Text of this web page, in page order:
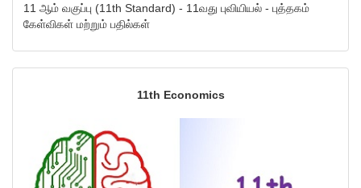
11 ஆம் வகுப்பு (11th Standard) - 11வது புவியியல் - புத்தகம்
கேள்விகள் மற்றும் பதில்கள்
11th Economics